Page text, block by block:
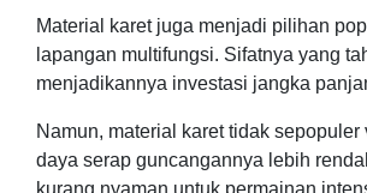
Material karet juga menjadi pilihan
lapangan multifungsi. Sifatnya yang
menjadikannya investasi jangka
Namun, material karet tidak sepopuler
daya serap guncangannya lebih
kurang nyaman untuk permainan